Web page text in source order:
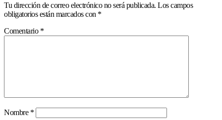
Tu dirección de correo electrónico no será publicada. Los campos
obligatorios están marcados con *
Comentario *
Nombre *